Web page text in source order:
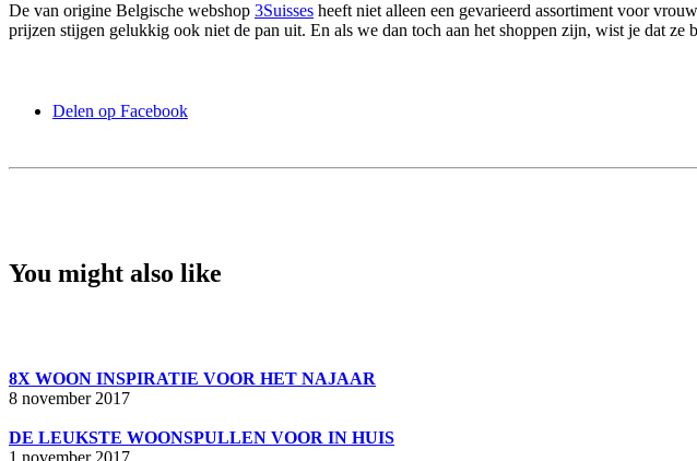
De van origine Belgische webshop 3Suisses heeft niet alleen een gevarieerd assortiment voor
prijzen stijgen gelukkig ook niet de pan uit. En als we dan toch aan het shoppen zijn, wist je dat
Delen op Facebook
You might also like
8X WOON INSPIRATIE VOOR HET NAJAAR
8 november 2017
DE LEUKSTE WOONSPULLEN VOOR IN HUIS
1 november 2017